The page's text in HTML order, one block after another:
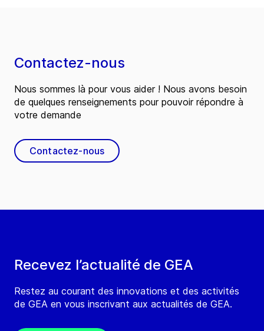
Recevez l’actualité de GEA
Restez au courant des innovations et des activités
de GEA en vous inscrivant aux actualités de GEA.
Contactez-nous
Nous sommes là pour vous aider ! Nous avons besoin
de quelques renseignements pour pouvoir répondre à
votre demande
Contactez-nous